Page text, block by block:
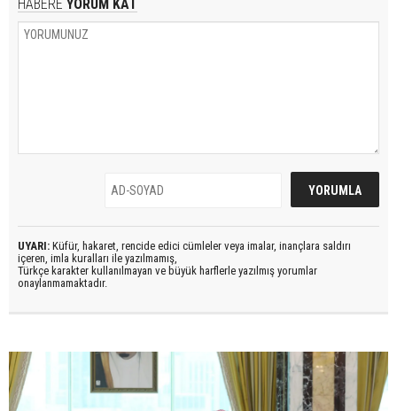
HABERE YORUM KAT
UYARI: Küfür, hakaret, rencide edici cümleler veya imalar, inançlara saldırı
içeren, imla kuralları ile yazılmamış,
Türkçe karakter kullanılmayan ve büyük harflerle yazılmış yorumlar
onaylanmamaktadır.